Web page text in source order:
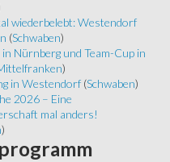
wiederbelebt: Westendorf
(Schwaben)
Nürnberg und Team-Cup in
)
in Westendorf (Schwaben)
2026 – Eine
mal anders!
)